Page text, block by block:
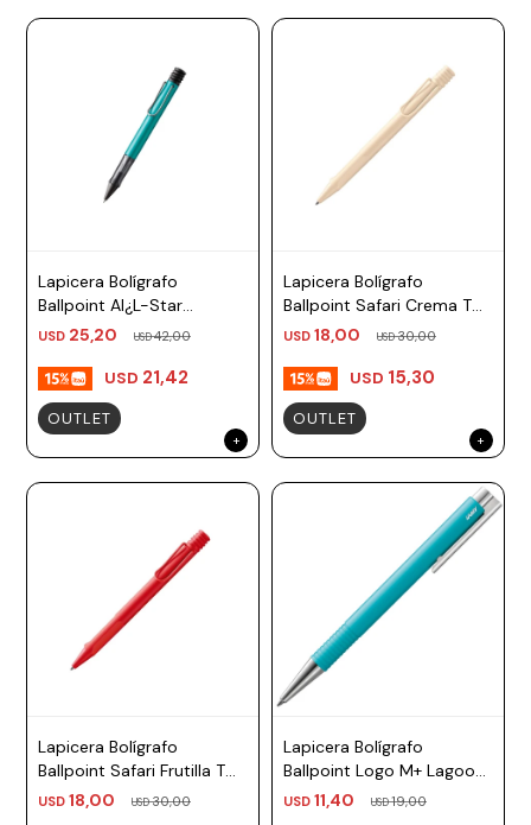
Lapicera Bolígrafo
Ballpoint Al¿L-Star
Turuquesa TM negro Lamy
USD 25,20 USD42,00
USD 21,42
OUTLET
Lapicera Bolígrafo
Ballpoint Safari Crema TM
negro Lamy
USD 18,00 USD30,00
USD 15,30
OUTLET
Lapicera Bolígrafo
Ballpoint Safari Frutilla TM
negro Lamy
USD 18,00 USD30,00
Lapicera Bolígrafo
Ballpoint Logo M+ Lagoon
TM negro Lamy
USD 11,40 USD19,00